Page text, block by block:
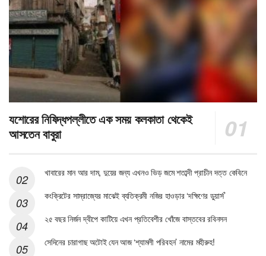
যশোরের নিষিদ্ধপল্লীতে এক সময় কলকাতা থেকেই
আসতেন বাবুরা
খাবারের মান আর দাম, দুয়ের জন্য এখনও ভিড় জমে শতাব্দী প্রাচীন দত্ত কেবিনে
কংক্রিটের সাম্রাজ্যের মাঝেই ব্যতিক্রমী নজির হাওড়ার ‘দক্ষিণের ডুয়ার্স’
২৫ বছর নির্জন দ্বীপে কাটিয়ে এখন প্রতিবেশীর খোঁজে বাস্তবের রবিনসন
সেদিনের চারাগাছ অটোই যেন আজ ‘শ্যামলী পরিবহন’ নামের মহীরুহ!